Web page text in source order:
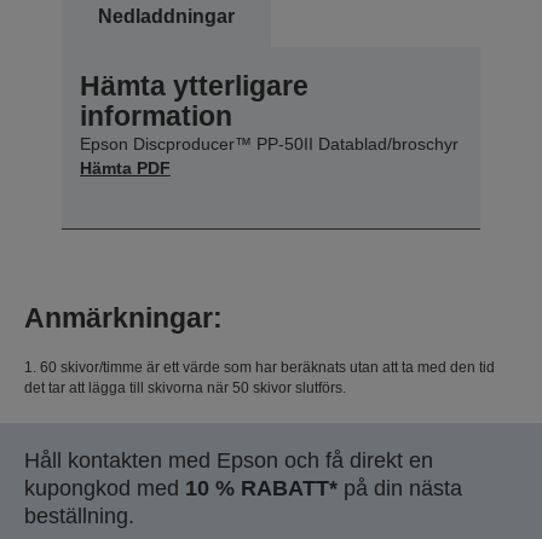
Nedladdningar
Hämta ytterligare
information
Epson Discproducer™ PP-50II Datablad/broschyr
Hämta PDF
Anmärkningar:
1. 60 skivor/timme är ett värde som har beräknats utan att ta med den tid
det tar att lägga till skivorna när 50 skivor slutförs.
Håll kontakten med Epson och få direkt en
kupongkod med 10 % RABATT* på din nästa
beställning.